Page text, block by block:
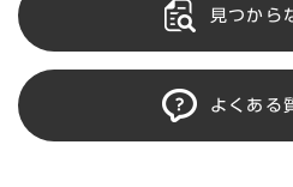
見つから
よくある